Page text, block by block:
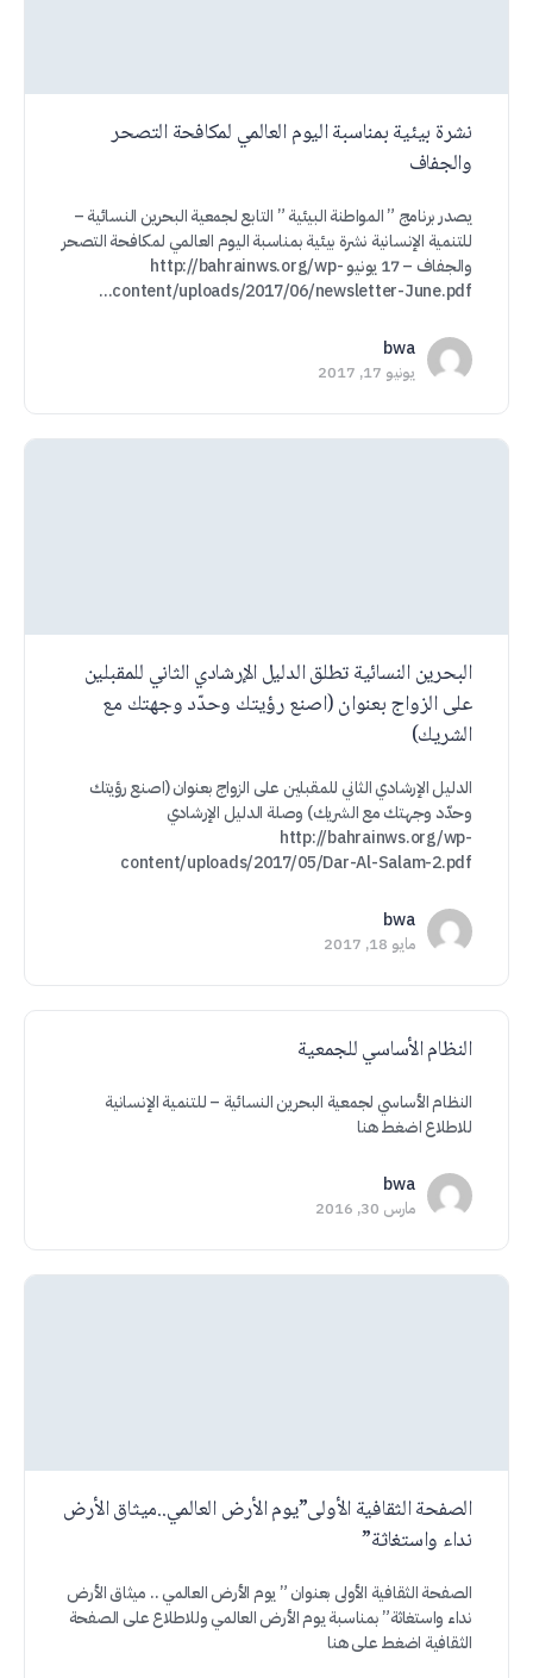
نشرة بيئية بمناسبة اليوم العالمي لمكافحة التصحر
والجفاف
يصدر برنامج ” المواطنة البيئية ” التابع لجمعية البحرين النسائية –
للتنمية الإنسانية نشرة بيئية بمناسبة اليوم العالمي لمكافحة التصحر
والجفاف – 17 يونيو http://bahrainws.org/wp-
content/uploads/2017/06/newsletter-June.pdf…
bwa
يونيو 17, 2017
البحرين النسائية تطلق الدليل الإرشادي الثاني للمقبلين
على الزواج بعنوان (اصنع رؤيتك وحدّد وجهتك مع
الشريك)
الدليل الإرشادي الثاني للمقبلين على الزواج بعنوان (اصنع رؤيتك
وحدّد وجهتك مع الشريك) وصلة الدليل الإرشادي
http://bahrainws.org/wp-
content/uploads/2017/05/Dar-Al-Salam-2.pdf
bwa
مايو 18, 2017
النظام الأساسي للجمعية
النظام الأساسي لجمعية البحرين النسائية – للتنمية الإنسانية
للاطلاع اضغط هنا
bwa
مارس 30, 2016
الصفحة الثقافية الأولى”يوم الأرض العالمي..ميثاق الأرض
نداء واستغاثة”
الصفحة الثقافية الأولى بعنوان ” يوم الأرض العالمي .. ميثاق الأرض
نداء واستغاثة” بمناسبة يوم الأرض العالمي وللاطلاع على الصفحة
الثقافية اضغط على هنا